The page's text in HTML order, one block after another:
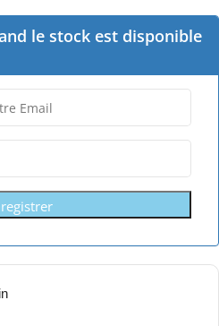
le stock est disponible